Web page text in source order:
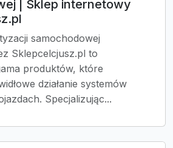
| Sklep internetowy
samochodowej
Sklepcelcjusz.pl to
produktów, które
działanie systemów
Specjalizując...